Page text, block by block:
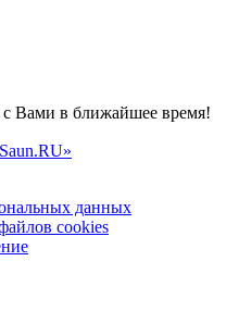
с Вами в ближайшее время!
данных
cookies